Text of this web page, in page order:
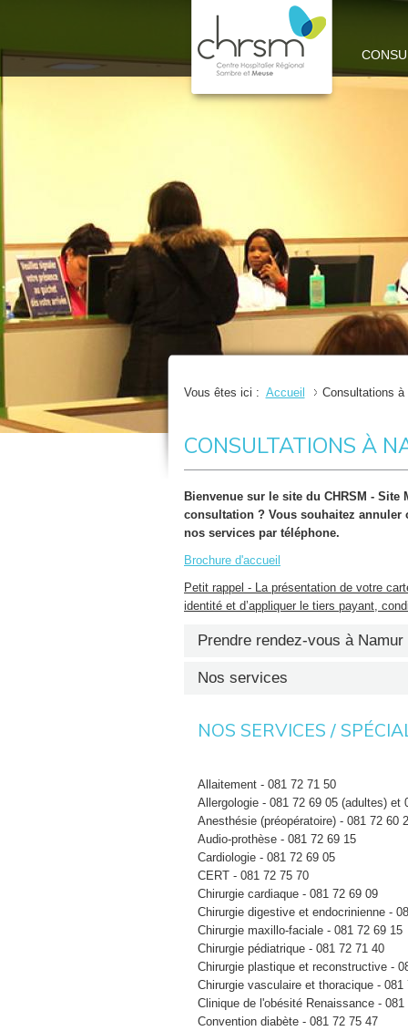
-
SITE
Vous êtes ici : Accueil Consultations à
CONSULTATIONS À
Bienvenue sur le site du CHRSM - Site
consultation ? Vous souhaitez annuler
nos services par téléphone.
Brochure d'accueil
Petit rappel - La présentation de votre
identité et d’appliquer le tiers payant,
Prendre rendez-vous à Namur
Vous pouvez désormais effectuer une
DEMANDER UN
Contactez le service dans lequel vous
sur quel site vous avez rendez-vous.
UN RAPPEL PAR SMS
72 h avant votre rendez-vous, vous
cela de communiquer votre numéro de
ANNULER/MODIFIER UN
Si vous ne pouvez vous rendre à votre
24h à l'avance.Cette démarche nous
Nos services
NOS SERVICES /
Allaitement - 081 72 71 50
Allergologie - 081 72 69 05 (adultes) et
Anesthésie (préopératoire) - 081 72 60
Audio-prothèse - 081 72 69 15
Cardiologie - 081 72 69 05
CERT - 081 72 75 70
Chirurgie cardiaque - 081 72 69 09
Chirurgie digestive et endocrinienne -
Chirurgie maxillo-faciale - 081 72 69 15
Chirurgie pédiatrique - 081 72 71 40
Chirurgie plastique et reconstructive -
Chirurgie vasculaire et thoracique - 081
Clinique de l'obésité Renaissance -
Convention diabète - 081 72 75 47